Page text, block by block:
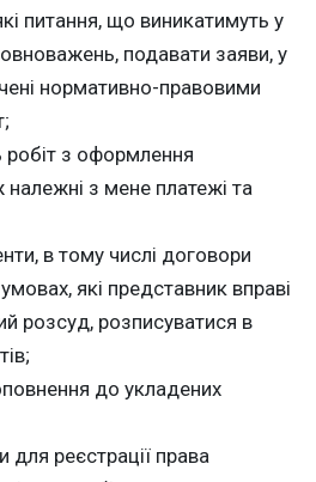
питання, що виникатимуть у
подавати заяви, у
нормативно-правовими
робіт з оформлення
з мене платежі та
в тому числі договори
які представник вправі
розсуд, розписуватися в
до укладених
реєстрації права